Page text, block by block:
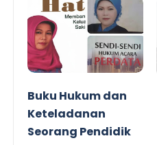
Buku Hukum dan
Keteladanan
Seorang Pendidik